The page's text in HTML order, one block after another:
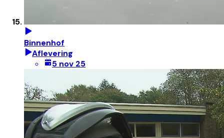
Binnenhof
Aflevering
5 nov 25